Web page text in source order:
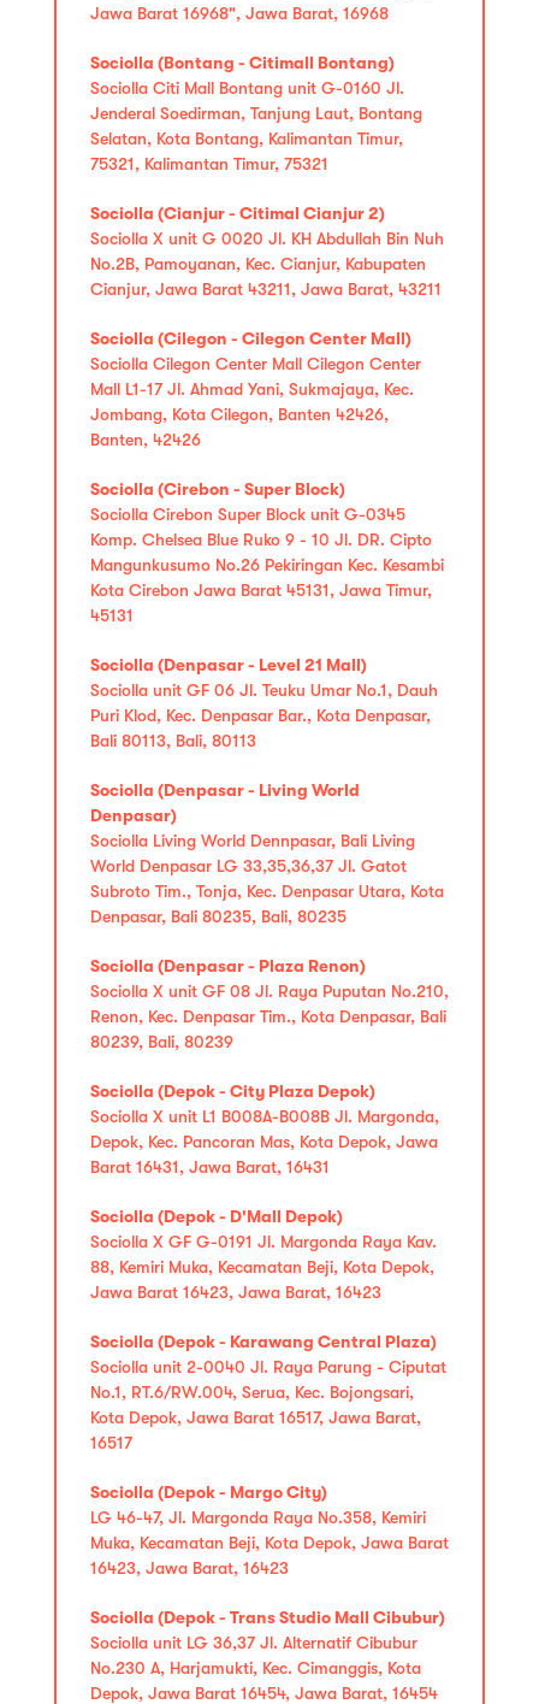
Jawa Barat 16968", Jawa Barat, 16968
Sociolla (Bontang - Citimall Bontang)
Sociolla Citi Mall Bontang unit G-0160 Jl.
Jenderal Soedirman, Tanjung Laut, Bontang
Selatan, Kota Bontang, Kalimantan Timur,
75321, Kalimantan Timur, 75321
Sociolla (Cianjur - Citimal Cianjur 2)
Sociolla X unit G 0020 Jl. KH Abdullah Bin Nuh
No.2B, Pamoyanan, Kec. Cianjur, Kabupaten
Cianjur, Jawa Barat 43211, Jawa Barat, 43211
Sociolla (Cilegon - Cilegon Center Mall)
Sociolla Cilegon Center Mall Cilegon Center
Mall L1-17 Jl. Ahmad Yani, Sukmajaya, Kec.
Jombang, Kota Cilegon, Banten 42426,
Banten, 42426
Sociolla (Cirebon - Super Block)
Sociolla Cirebon Super Block unit G-0345
Komp. Chelsea Blue Ruko 9 - 10 Jl. DR. Cipto
Mangunkusumo No.26 Pekiringan Kec. Kesambi
Kota Cirebon Jawa Barat 45131, Jawa Timur,
45131
Sociolla (Denpasar - Level 21 Mall)
Sociolla unit GF 06 Jl. Teuku Umar No.1, Dauh
Puri Klod, Kec. Denpasar Bar., Kota Denpasar,
Bali 80113, Bali, 80113
Sociolla (Denpasar - Living World
Denpasar)
Sociolla Living World Dennpasar, Bali Living
World Denpasar LG 33,35,36,37 Jl. Gatot
Subroto Tim., Tonja, Kec. Denpasar Utara, Kota
Denpasar, Bali 80235, Bali, 80235
Sociolla (Denpasar - Plaza Renon)
Sociolla X unit GF 08 Jl. Raya Puputan No.210,
Renon, Kec. Denpasar Tim., Kota Denpasar, Bali
80239, Bali, 80239
Sociolla (Depok - City Plaza Depok)
Sociolla X unit L1 B008A-B008B Jl. Margonda,
Depok, Kec. Pancoran Mas, Kota Depok, Jawa
Barat 16431, Jawa Barat, 16431
Sociolla (Depok - D'Mall Depok)
Sociolla X GF G-0191 Jl. Margonda Raya Kav.
88, Kemiri Muka, Kecamatan Beji, Kota Depok,
Jawa Barat 16423, Jawa Barat, 16423
Sociolla (Depok - Karawang Central Plaza)
Sociolla unit 2-0040 Jl. Raya Parung - Ciputat
No.1, RT.6/RW.004, Serua, Kec. Bojongsari,
Kota Depok, Jawa Barat 16517, Jawa Barat,
16517
Sociolla (Depok - Margo City)
LG 46-47, Jl. Margonda Raya No.358, Kemiri
Muka, Kecamatan Beji, Kota Depok, Jawa Barat
16423, Jawa Barat, 16423
Sociolla (Depok - Trans Studio Mall Cibubur)
Sociolla unit LG 36,37 Jl. Alternatif Cibubur
No.230 A, Harjamukti, Kec. Cimanggis, Kota
Depok, Jawa Barat 16454, Jawa Barat, 16454